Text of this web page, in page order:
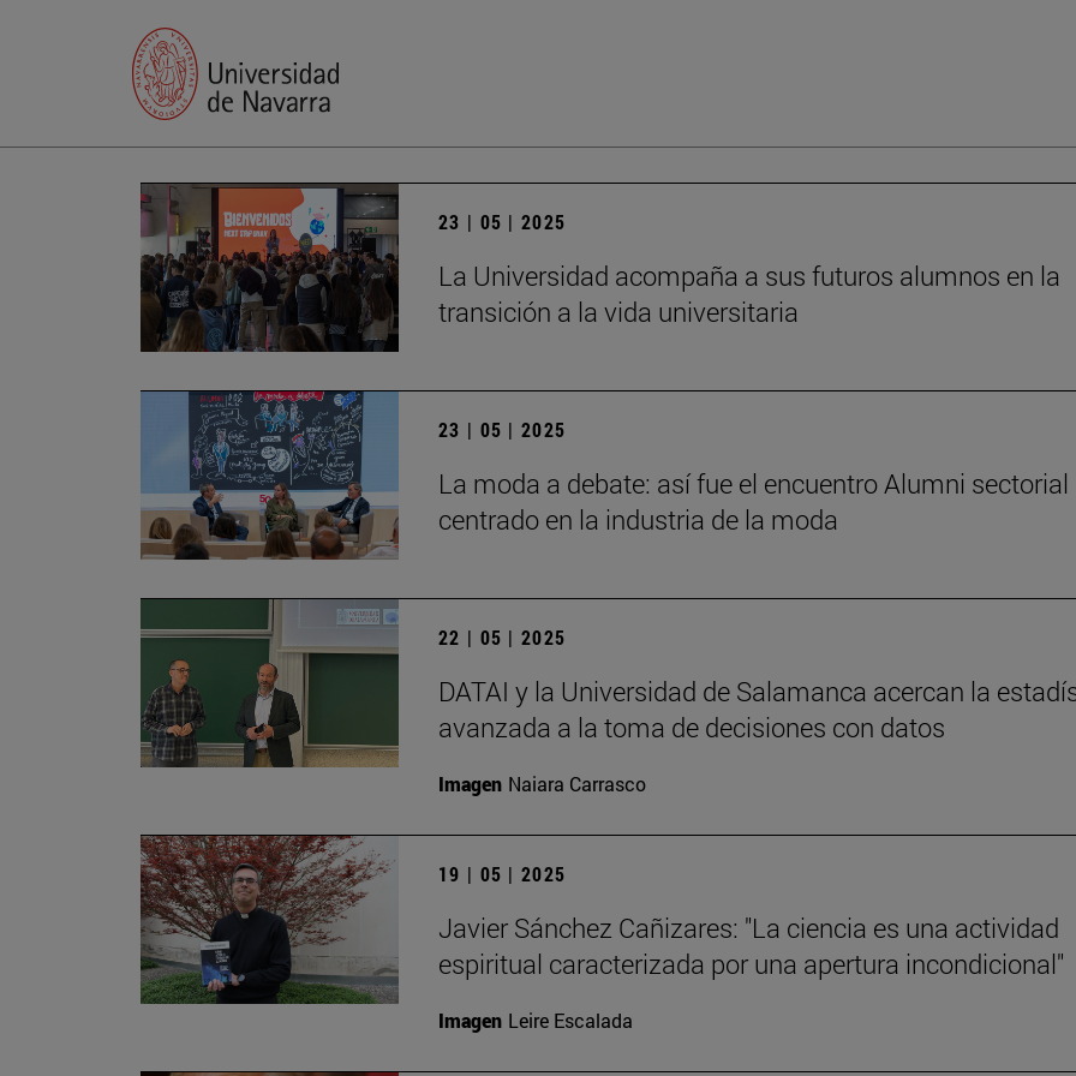
23 | 05 | 2025
La Universidad acompaña a sus futuros alumnos en la
transición a la vida universitaria
23 | 05 | 2025
La moda a debate: así fue el encuentro Alumni sectorial
centrado en la industria de la moda
22 | 05 | 2025
DATAI y la Universidad de Salamanca acercan la
avanzada a la toma de decisiones con datos
Imagen Naiara Carrasco
19 | 05 | 2025
Javier Sánchez Cañizares: "La ciencia es una actividad
espiritual caracterizada por una apertura incondicional"
Imagen Leire Escalada